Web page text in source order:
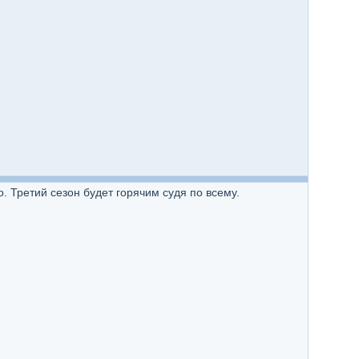
сезон будет горячим судя по всему.